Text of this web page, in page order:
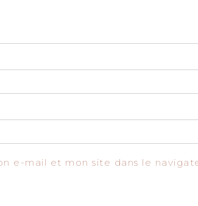
e-mail et mon site dans le